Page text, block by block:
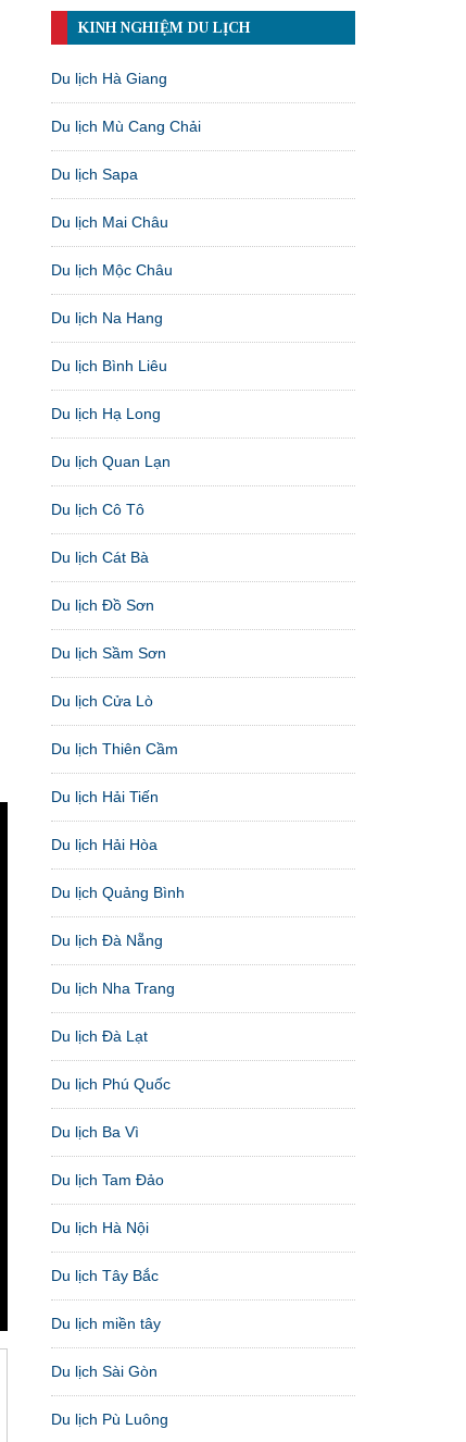
KINH NGHIỆM DU LỊCH
Du lịch Hà Giang
Du lịch Mù Cang Chải
Du lịch Sapa
Du lịch Mai Châu
Du lịch Mộc Châu
Du lịch Na Hang
Du lịch Bình Liêu
Du lịch Hạ Long
Du lịch Quan Lạn
Du lịch Cô Tô
Du lịch Cát Bà
Du lịch Đồ Sơn
Du lịch Sầm Sơn
Du lịch Cửa Lò
Du lịch Thiên Cầm
Du lịch Hải Tiến
Du lịch Hải Hòa
Du lịch Quảng Bình
Du lịch Đà Nẵng
Du lịch Nha Trang
Du lịch Đà Lạt
Du lịch Phú Quốc
Du lịch Ba Vì
Du lịch Tam Đảo
Du lịch Hà Nội
Du lịch Tây Bắc
Du lịch miền tây
Du lịch Sài Gòn
Du lịch Pù Luông